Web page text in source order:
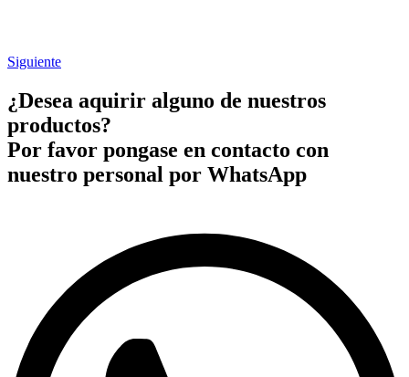
Siguiente
¿Desea aquirir alguno de nuestros
productos?
Por favor pongase en contacto con
nuestro personal por WhatsApp